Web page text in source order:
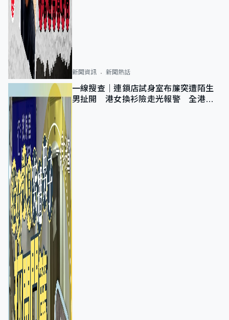
新聞資訊 新聞熱話
一線搜查｜連鎖店試身室布簾突遭陌生
男扯開 港女換衫險走光報警 全港分